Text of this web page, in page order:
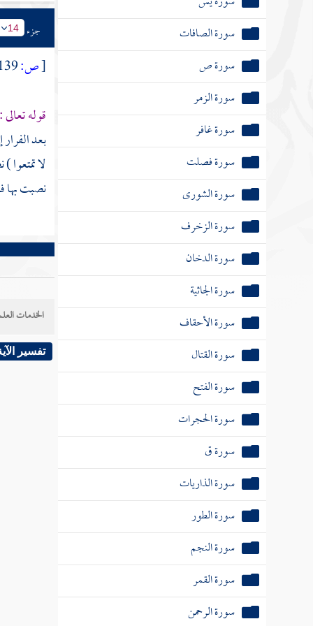
سورة الصافات
سورة ص
سورة الزمر
سورة غافر
سورة فصلت
سورة الشورى
سورة الزخرف
سورة الدخان
سورة الجاثية
سورة الأحقاف
سورة القتال
سورة الفتح
سورة الحجرات
سورة ق
سورة الذاريات
سورة الطور
سورة النجم
سورة القمر
سورة الرحمن
جزء 14
[ص:
قوله تعالى :
بعد
لا تمتعوا
نصبت بها
الخدمات
تفسير